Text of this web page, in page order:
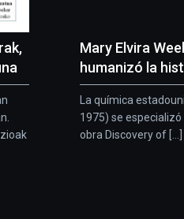
Mary Elvira
humanizó la
La química
1975) se especializó
obra Discovery of [...]